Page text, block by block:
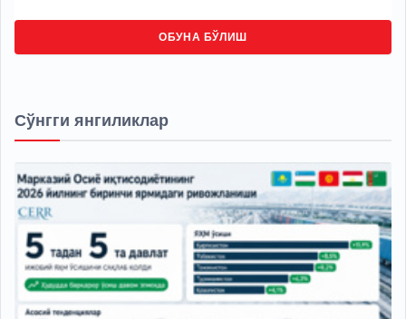
ОБУНА БЎЛИШ
Сўнгги янгиликлар